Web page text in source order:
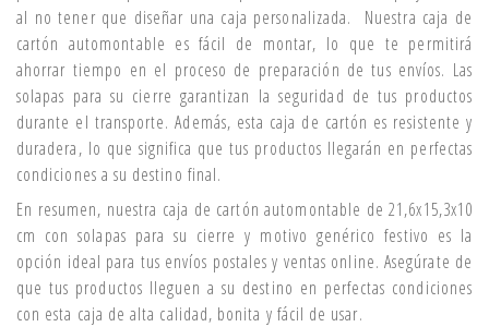
al no tener que diseñar una caja personalizada. Nuestra caja de
cartón automontable es fácil de montar, lo que te permitirá
ahorrar tiempo en el proceso de preparación de tus envíos. Las
solapas para su cierre garantizan la seguridad de tus productos
durante el transporte. Además, esta caja de cartón es resistente y
duradera, lo que significa que tus productos llegarán en perfectas
condiciones a su destino final.
En resumen, nuestra caja de cartón automontable de 21,6x15,3x10
cm con solapas para su cierre y motivo genérico festivo es la
opción ideal para tus envíos postales y ventas online. Asegúrate de
que tus productos lleguen a su destino en perfectas condiciones
con esta caja de alta calidad, bonita y fácil de usar.